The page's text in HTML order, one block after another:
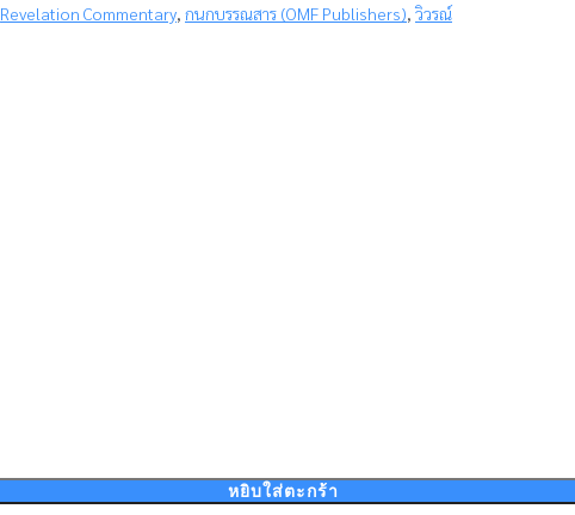
Revelation Commentary, กนกบรรณสาร (OMF Publishers), วิวรณ์
หยิบใส่ตะกร้า